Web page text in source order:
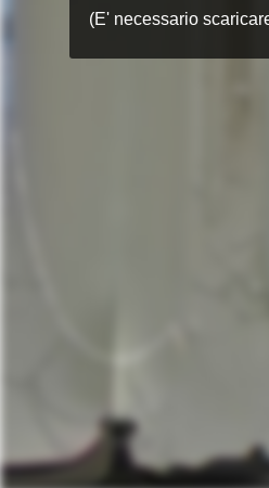
(E' necessario